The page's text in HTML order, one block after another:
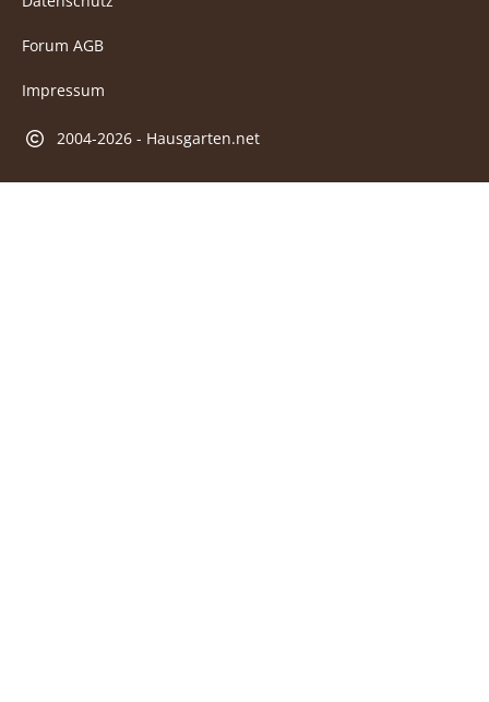
Forum AGB
Impressum
2004-2026 - Hausgarten.net